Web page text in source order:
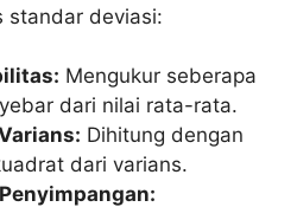
standar deviasi:
Mengukur seberapa
dari nilai rata-rata.
Dihitung dengan
dari varians.